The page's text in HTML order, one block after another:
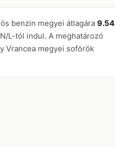
benzin megyei átlagára 9.54
L-tól indul. A meghatározó
Vrancea megyei sofőrök